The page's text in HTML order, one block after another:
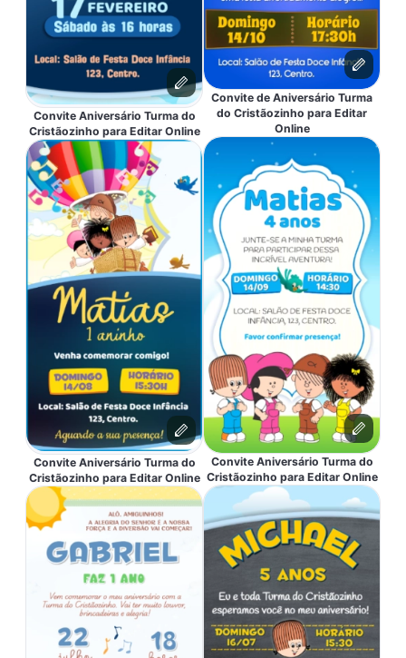
Convite Aniversário Turma do
Cristãozinho para Editar Online
Convite Aniversário Turma do
Cristãozinho para Editar Online
Convite de Aniversário Turma
do Cristãozinho para Editar
Online
Convite Aniversário Turma do
Cristãozinho para Editar Online